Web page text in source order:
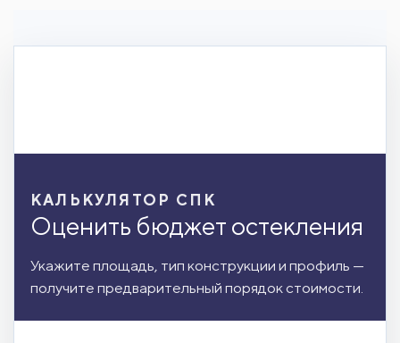
КАЛЬКУЛЯТОР СПК
Оценить бюджет остекления
Укажите площадь, тип конструкции и профиль —
получите предварительный порядок стоимости.